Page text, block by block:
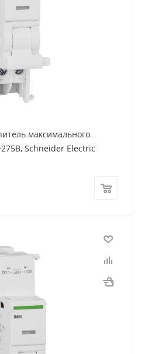
максимального
Schneider Electric